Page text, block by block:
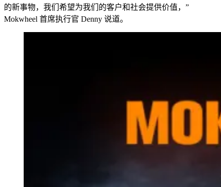
的新事物，我们希望为我们的客户和社会提供价值，”
Mokwheel 首席执行官 Denny 说道。